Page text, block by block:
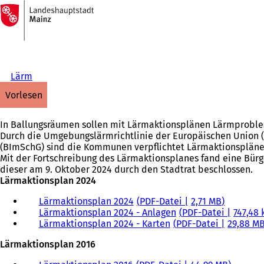
Inhalt anspringen
Zur
Startseite
Lärm
vorlesen
In Ballungsräumen sollen mit Lärmaktionsplänen
Durch die Umgebungslärmrichtlinie der Europäischen Union
(BImSchG) sind die Kommunen verpflichtet
Mit der Fortschreibung des Lärmaktionsplanes fand eine
dieser am 9. Oktober 2024 durch den Stadtrat beschlossen.
Lärmaktionsplan 2024
Lärmaktionsplan 2024 PDF-Datei
2,71 MB
Lärmaktionsplan 2024 - Anlagen PDF-Datei
747,48
Lärmaktionsplan 2024 - Karten PDF-Datei
29,88
Lärmaktionsplan 2016